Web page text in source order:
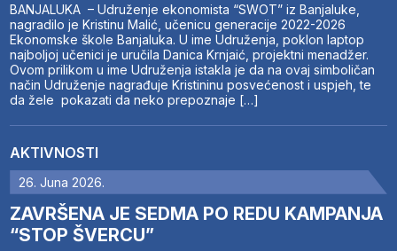
BANJALUKA – Udruženje ekonomista “SWOT” iz Banjaluke,
nagradilo je Kristinu Malić, učenicu generacije 2022-2026
Ekonomske škole Banjaluka. U ime Udruženja, poklon laptop
najboljoj učenici je uručila Danica Krnjaić, projektni menadžer.
Ovom prilikom u ime Udruženja istakla je da na ovaj simboličan
način Udruženje nagrađuje Kristininu posvećenost i uspjeh, te
da žele pokazati da neko prepoznaje […]
AKTIVNOSTI
26. Juna 2026.
ZAVRŠENA JE SEDMA PO REDU KAMPANJA
“STOP ŠVERCU”